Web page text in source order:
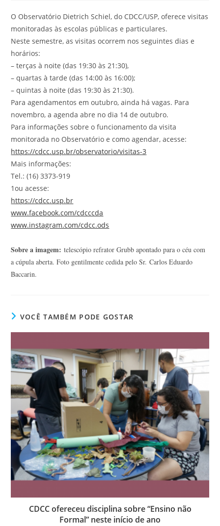
O Observatório Dietrich Schiel, do CDCC/USP, oferece visitas
monitoradas às escolas públicas e particulares.
Neste semestre, as visitas ocorrem nos seguintes dias e
horários:
– terças à noite (das 19:30 às 21:30),
– quartas à tarde (das 14:00 às 16:00);
– quintas à noite (das 19:30 às 21:30).
Para agendamentos em outubro, ainda há vagas. Para
novembro, a agenda abre no dia 14 de outubro.
Para informações sobre o funcionamento da visita
monitorada no Observatório e como agendar, acesse:
https://cdcc.usp.br/observatorio/visitas-3
Mais informações:
Tel.: (16) 3373-919
1ou acesse:
https://cdcc.usp.br
www.facebook.com/cdcccda
www.instagram.com/cdcc.ods
Sobre a imagem: telescópio refrator Grubb apontado para o céu com
a cúpula aberta. Foto gentilmente cedida pelo Sr. Carlos Eduardo
Baccarin.
VOCÊ TAMBÉM PODE GOSTAR
CDCC ofereceu disciplina sobre “Ensino não
Formal” neste início de ano